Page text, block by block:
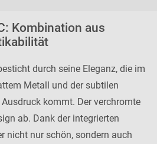
Kombination aus
durch seine Eleganz, die im
Metall und der subtilen
kommt. Der verchromte
ab. Dank der integrierten
nicht nur schön, sondern auch